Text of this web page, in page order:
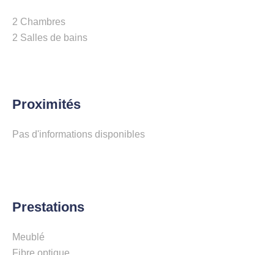
2 Chambres
2 Salles de bains
Proximités
Pas d'informations disponibles
Prestations
Meublé
Fibre optique